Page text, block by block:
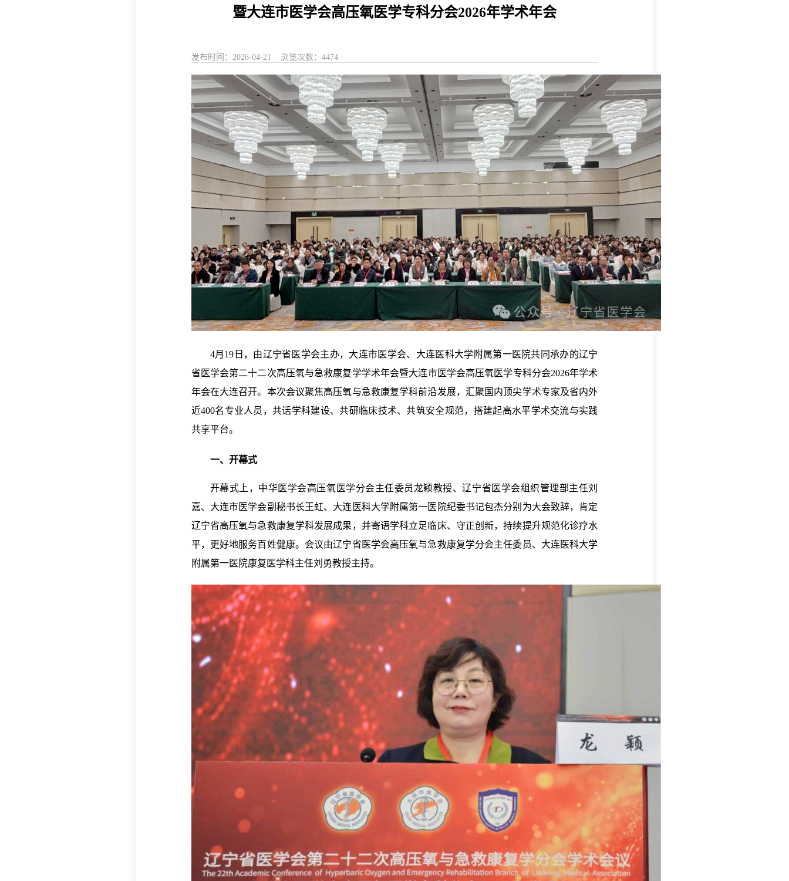
暨大连市医学会高压氧医学专科分会2026年学术年会
发布时间：2026-04-21 浏览次数：4474
4月19日，由辽宁省医学会主办，大连市医学会、大连医科大学附属第一医院共同承办的辽宁
省医学会第二十二次高压氧与急救康复学学术年会暨大连市医学会高压氧医学专科分会2026年学术
年会在大连召开。本次会议聚焦高压氧与急救康复学科前沿发展，汇聚国内顶尖学术专家及省内外
近400名专业人员，共话学科建设、共研临床技术、共筑安全规范，搭建起高水平学术交流与实践
共享平台。
一、开幕式
开幕式上，中华医学会高压氧医学分会主任委员龙颖教授、辽宁省医学会组织管理部主任刘
嘉、大连市医学会副秘书长王虹、大连医科大学附属第一医院纪委书记包杰分别为大会致辞，肯定
辽宁省高压氧与急救康复学科发展成果，并寄语学科立足临床、守正创新，持续提升规范化诊疗水
平，更好地服务百姓健康。会议由辽宁省医学会高压氧与急救康复学分会主任委员、大连医科大学
附属第一医院康复医学科主任刘勇教授主持。